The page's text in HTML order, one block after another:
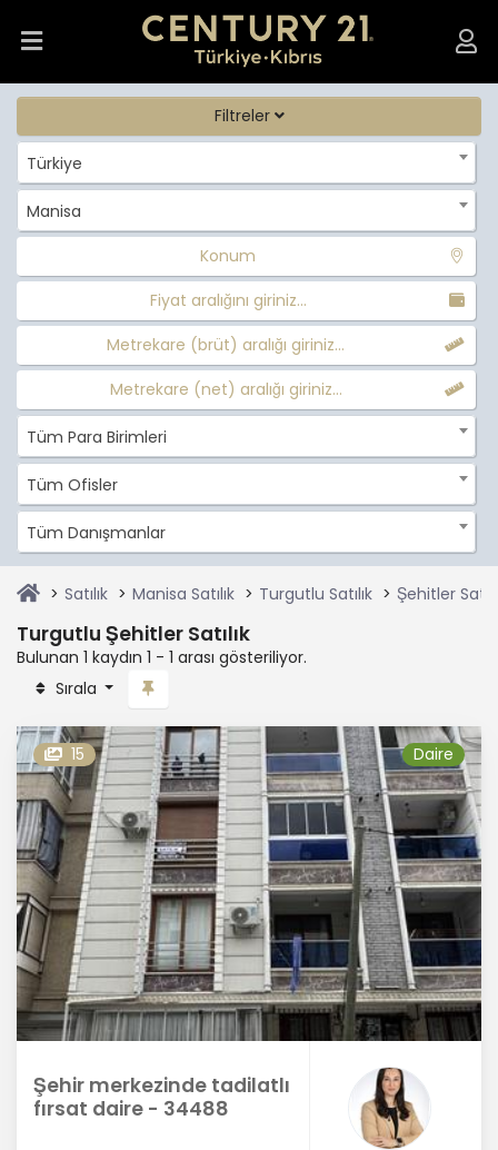
Filtreler
Türkiye
Manisa
Konum
Fiyat aralığını giriniz...
Metrekare (brüt) aralığı giriniz...
Metrekare (net) aralığı giriniz...
Tüm Para Birimleri
Tüm Ofisler
Tüm Danışmanlar
Satılık Manisa Satılık Turgutlu Satılık Şehitler
Turgutlu Şehitler Satılık
Bulunan 1 kaydın 1 - 1 arası gösteriliyor.
Sırala
15 Daire
Şehir merkezinde tadilatlı
fırsat daire - 34488